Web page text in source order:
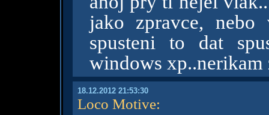
jako zpravce, nebo
spusteni to dat
windows xp..nerikam
18.12.2012 21:53:30
Loco Motive: